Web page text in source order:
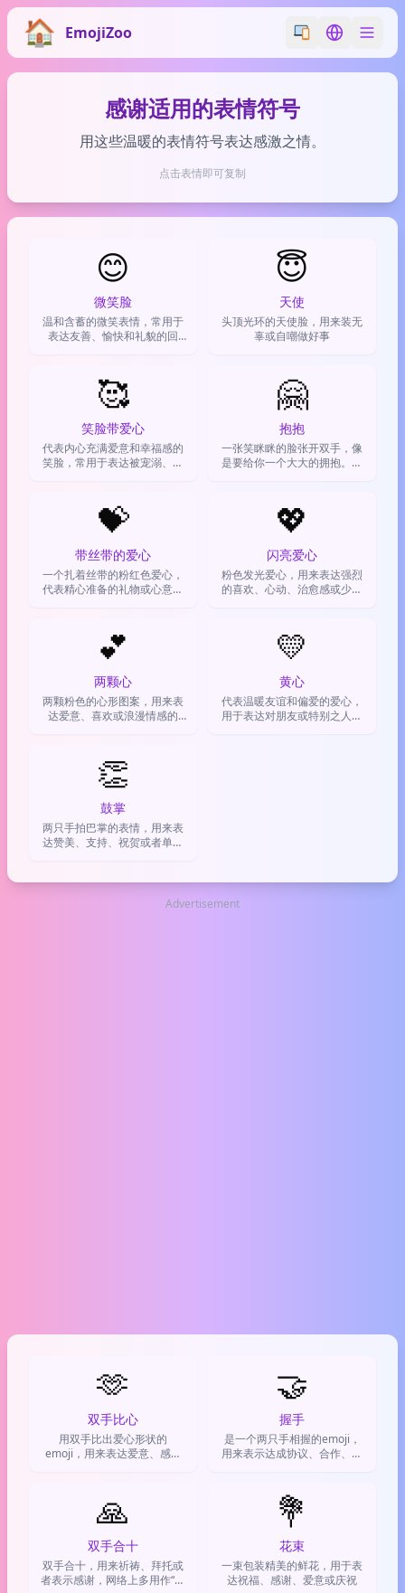
EmojiZoo Switch emoji
Switch
感谢适用的表情符号
用这些温暖的表情符号表达感激之情。
点击表情即可复制
😊
微笑脸
温和含蓄的微笑表情，常用于
表达友善、愉快和礼貌的回
😇
天使
头顶光环的天使脸，用来装无
辜或自嘲做好事
🥰
笑脸带爱心
代表内心充满爱意和幸福感的
笑脸，常用于表达被宠溺、感
🤗
抱抱
一张笑眯眯的脸张开双手，像
是要给你一个大大的拥抱。通
💝
带丝带的爱心
一个扎着丝带的粉红色爱心，
代表精心准备的礼物或心意。
💖
闪亮爱心
粉色发光爱心，用来表达强烈
的喜欢、心动、治愈感或少女
💕
两颗心
两颗粉色的心形图案，用来表
达爱意、喜欢或浪漫情感的
💛
黄心
代表温暖友谊和偏爱的爱心，
用于表达对朋友或特别之人的
👏
鼓掌
两只手拍巴掌的表情，用来表
达赞美、支持、祝贺或者单纯
Advertisement
🫶
双手比心
用双手比出爱心形状的
emoji，用来表达爱意、感激
🤝
握手
是一个两只手相握的emoji，
用来表示达成协议、合作、支
🙏
双手合十
双手合十，用来祈祷、拜托或
者表示感谢，网络上多用作“求
💐
花束
一束包装精美的鲜花，用于表
达祝福、感谢、爱意或庆祝